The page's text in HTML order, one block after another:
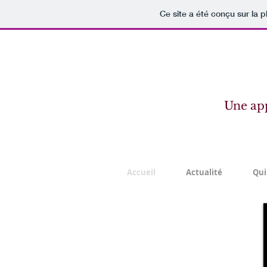
Ce site a été conçu sur la
Une
Accueil Actualité